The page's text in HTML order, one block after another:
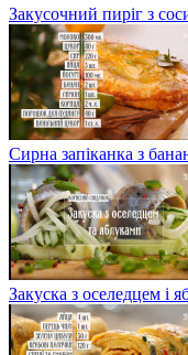
Закусочний пиріг з
Сирна запіканка з
Закуска з оселедцем і